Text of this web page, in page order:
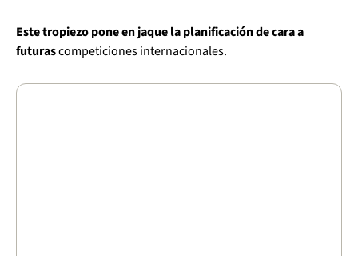
Este tropiezo pone en jaque la planificación de cara a
futurascompeticiones internacionales.